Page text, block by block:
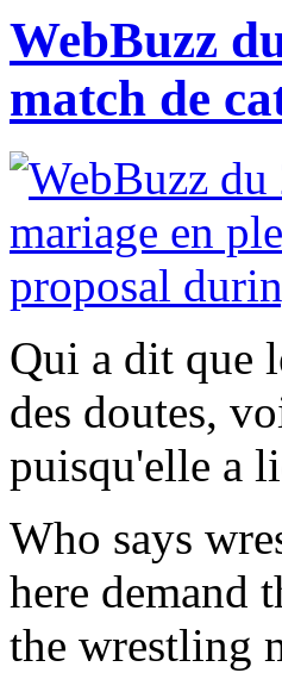
WebBuzz
match de
Qui a dit que
des doutes,
puisqu'elle a
Who says
here demand
the wrestling